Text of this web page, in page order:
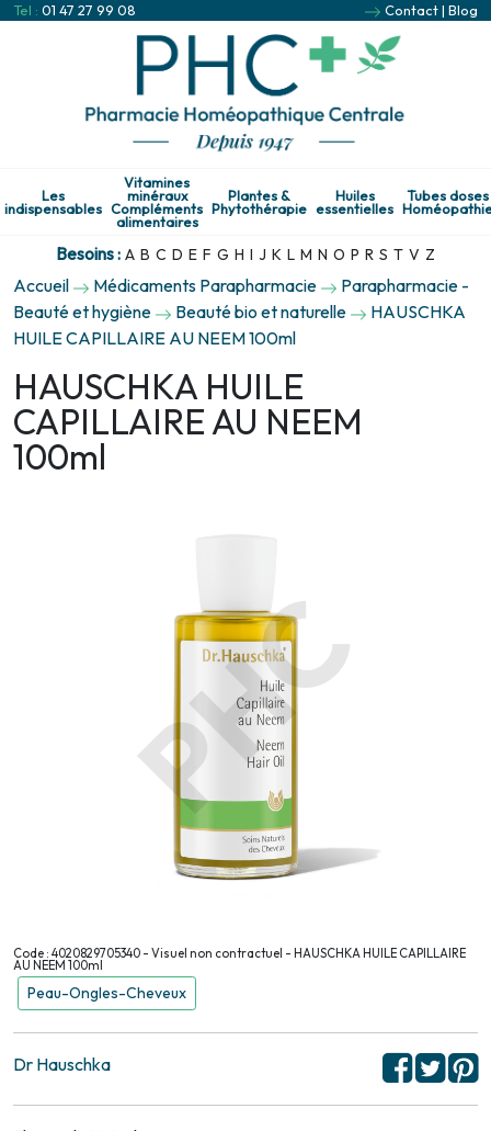
Tel : 01 47 27 99 08 Contact| Blog
Les
indispensables
Vitamines
minéraux
Compléments
alimentaires
Plantes &
Phytothérapie
Huiles
essentielles
Tubes doses
Besoins : A B C D E F G H I J K L M N O P R S T V Z
Accueil Médicaments Parapharmacie
Parapharmacie -
Beauté et hygiène
Beauté bio et naturelle
HAUSCHKA
HUILE CAPILLAIRE AU NEEM 100ml
HAUSCHKA HUILE
CAPILLAIRE AU NEEM
100ml
Code : 4020829705340 - Visuel non contractuel - HAUSCHKA HUILE CAPILLAIRE
AU NEEM 100ml
Peau-Ongles-Cheveux
Dr Hauschka